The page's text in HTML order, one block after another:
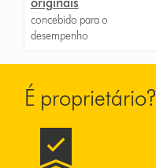
concebido para o
desempenho
É proprietário?